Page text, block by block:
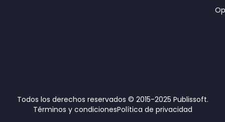
Todos los derechos reservados © 2015-2025 Publissoft.
Términos y condicionesPolítica de privacidad